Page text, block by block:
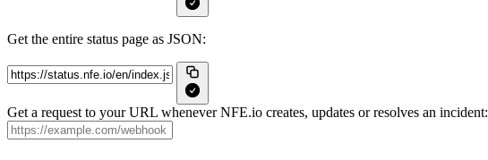
Get the entire status page as JSON:
Get a request to your URL whenever NFE.io creates, updates or resolves an incident: